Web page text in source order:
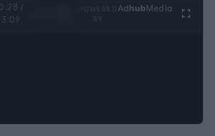
0:29 /
3:09
Ad hubMedia